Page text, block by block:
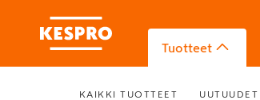
Tuotteet
KAIKKI TUOTTEET UUTUUDET